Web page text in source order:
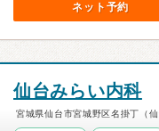
ネット予約
仙台みらい内科
宮城県仙台市宮城野区名掛丁（